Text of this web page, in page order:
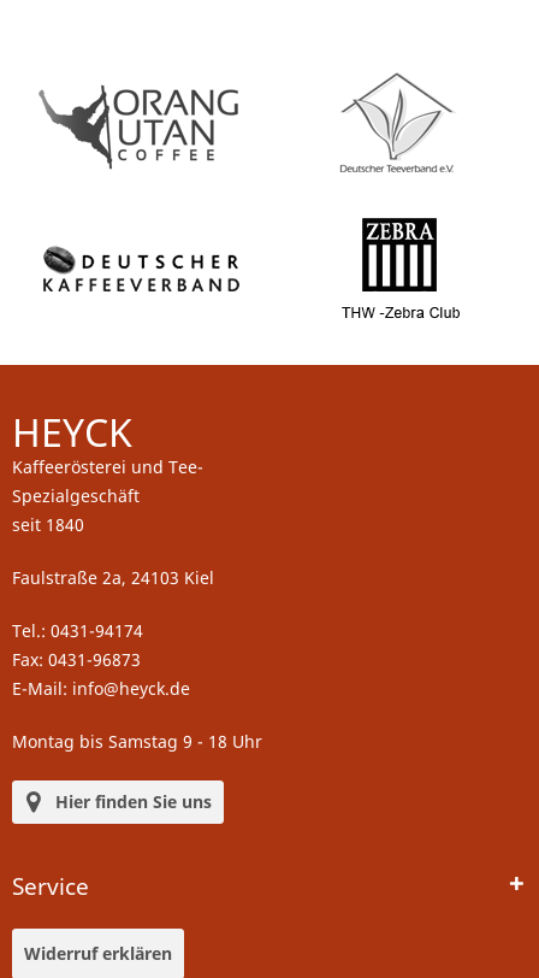
HEYCK
Kaffeerösterei und Tee-
Spezialgeschäft
seit 1840
Faulstraße 2a, 24103 Kiel
Tel.: 0431-94174
Fax: 0431-96873
E-Mail: info@heyck.de
Montag bis Samstag 9 - 18 Uhr
Hier finden Sie uns
Service
Widerruf erklären